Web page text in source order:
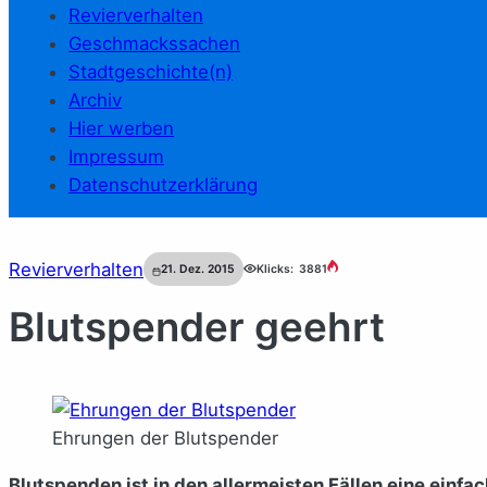
Revierverhalten
Geschmackssachen
Stadtgeschichte(n)
Archiv
Hier werben
Impressum
Datenschutzerklärung
Revierverhalten 21. Dez. 2015 Klicks: 3881
Blutspender geehrt
Ehrungen der Blutspender